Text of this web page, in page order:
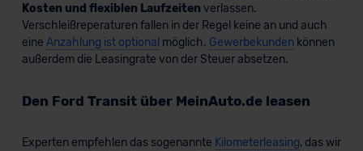
Ford Grand Transit Connect Kombi Plug-
in-Hybrid
Kosten und flexiblen Laufzeiten verlassen.
Verschleißreperaturen fallen in der Regel keine an und auch
eine Anzahlung ist optional möglich. Gewerbekundenkönnen
außerdem die Leasingrate von der Steuer absetzen.
Den Ford Transit über MeinAuto.de leasen
Experten empfehlen das sogenannte Kilometerleasing, das wir